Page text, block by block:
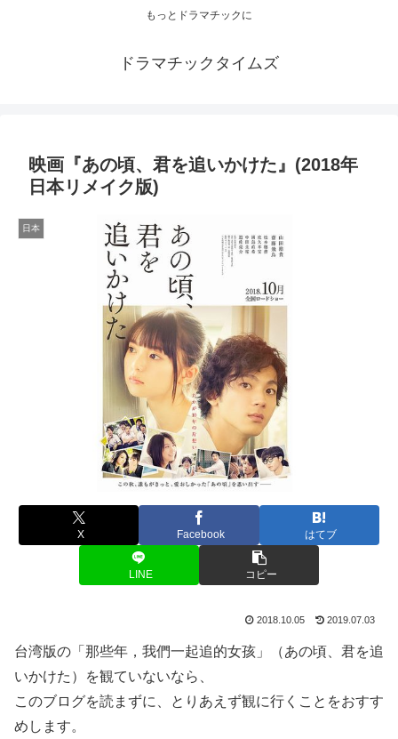
もっとドラマチックに
ドラマチックタイムズ
映画『あの頃、君を追いかけた』(2018年
日本リメイク版)
日本
X Facebook はてブ
LINE コピー
2018.10.05 2019.07.03
台湾版の「那些年，我們一起追的女孩」（あの頃、君を追
いかけた）を観ていないなら、
このブログを読まずに、とりあえず観に行くことをおすす
めします。